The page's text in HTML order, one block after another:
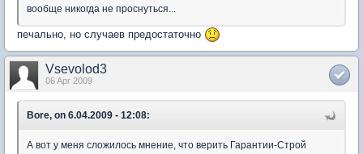
вообще никогда не проснуться...
печально, но случаев предостаточно
Vsevolod3
06 Apr 2009
Bore, on 6.04.2009 - 12:08:
А вот у меня сложилось мнение, что верить Гарантии-Строй